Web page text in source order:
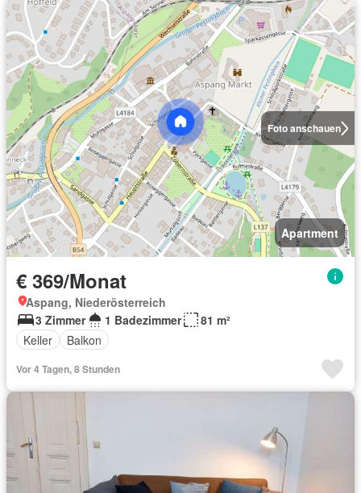
Foto anschauen
Apartment
€ 369/Monat
Aspang, Niederösterreich
3 Zimmer
1 Badezimmer
81 m²
Keller
Balkon
Vor 4 Tagen, 8 Stunden